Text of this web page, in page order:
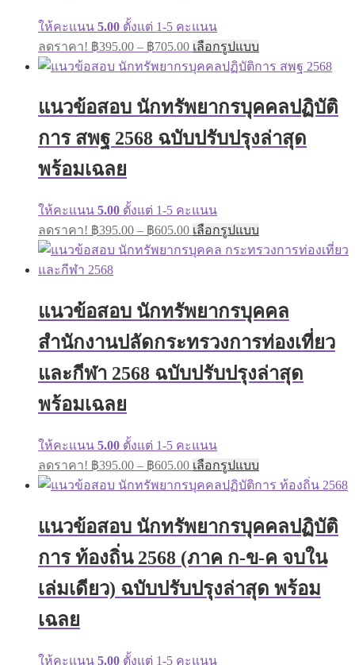
ให้คะแนน 5.00 ตั้งแต่ 1-5 คะแนน
ลดราคา! ฿395.00 – ฿705.00Price
range:
฿395.00
฿705.00
เลือกรูปแบบ
product
has
variants.
The
options
may
แนวข้อสอบ นักทรัพยากรบุคคลปฏิบัติ
การ สพฐ 2568 ฉบับปรับปรุงล่าสุด
พร้อมเฉลย
ให้คะแนน 5.00 ตั้งแต่ 1-5 คะแนน
ลดราคา! ฿395.00 – ฿605.00Price
range:
฿395.00
เลือกรูปแบบ
product
has
options
be
chosen
on
the
แนวข้อสอบ นักทรัพยากรบุคคล
สำนักงานปลัดกระทรวงการท่องเที่ยว
และกีฬา 2568 ฉบับปรับปรุงล่าสุด
พร้อมเฉลย
ให้คะแนน 5.00 ตั้งแต่ 1-5 คะแนน
ลดราคา! ฿395.00 – ฿605.00Price
range:
฿395.00
฿605.00
เลือกรูปแบบ
product
has
variants.
The
may
chosen
แนวข้อสอบ นักทรัพยากรบุคคลปฏิบัติ
การ ท้องถิ่น 2568 (ภาค ก-ข-ค จบใน
เล่มเดียว) ฉบับปรับปรุงล่าสุด พร้อม
เฉลย
ให้คะแนน 5.00 ตั้งแต่ 1-5 คะแนน